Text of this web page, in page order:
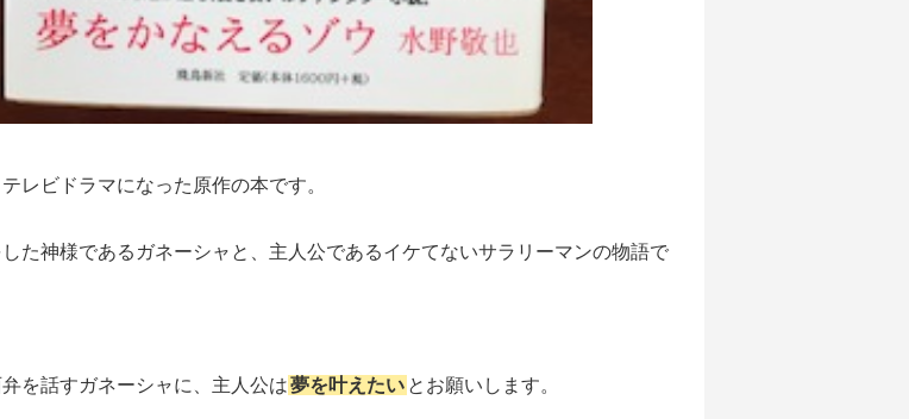
レビドラマになった原作の本です。
た神様であるガネーシャと、主人公であるイケてないサラリーマンの物語で
を話すガネーシャに、主人公は夢を叶えたい とお願いします。